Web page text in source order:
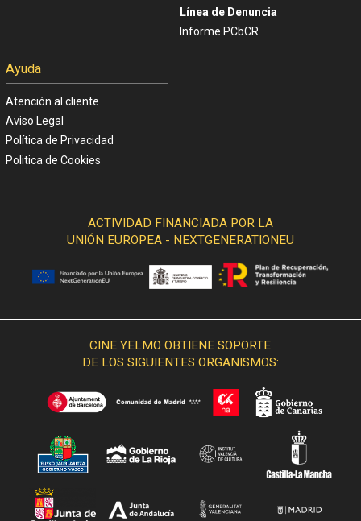
Línea de Denuncia
Informe PCbCR
Ayuda
Atención al cliente
Aviso Legal
Política de Privacidad
Politica de Cookies
ACTIVIDAD FINANCIADA POR LA
UNIÓN EUROPEA - NEXTGENERATIONEU
CINE YELMO OBTIENE SOPORTE
DE LOS SIGUIENTES ORGANISMOS: